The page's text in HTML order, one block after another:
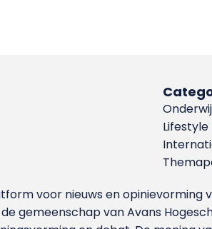
Lifestyle
voor nieuws en
gemeenschap van Avans